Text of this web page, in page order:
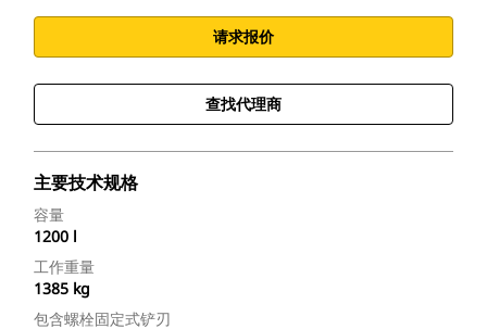
请求报价
查找代理商
主要技术规格
容量
1200 l
工作重量
1385 kg
包含螺栓固定式铲刃